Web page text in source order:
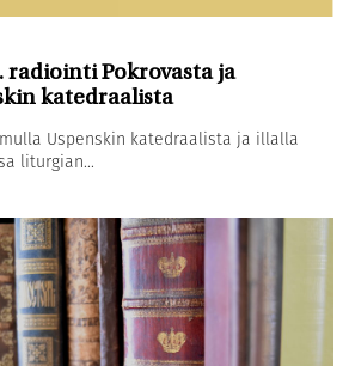
radiointi Pokrovasta ja
katedraalista
Uspenskin katedraalista ja illalla
liturgian...